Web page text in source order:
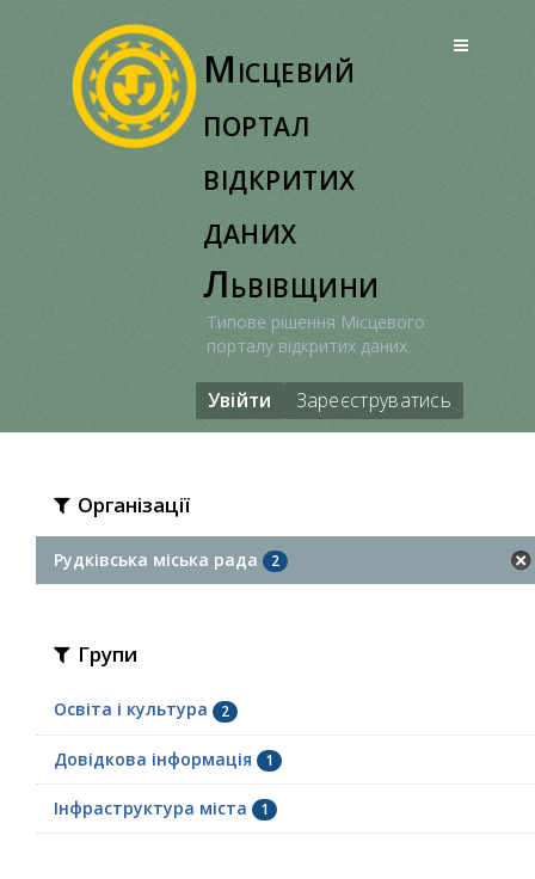
Місцевий
портал
відкритих
даних
Львівщини
Типове рішення Місцевого
порталу відкритих даних
Увійти Зареєструватись
Організації
Рудківська міська рада 2
Групи
Освіта і культура 2
Довідкова інформація 1
Інфраструктура міста 1